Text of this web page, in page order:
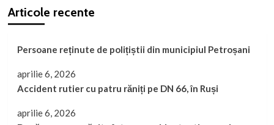
Minerii
din
alături
de
protestul
Articole recente
Persoane reținute de polițiștii din municipiul Petroșani
aprilie 6, 2026
Accident rutier cu patru răniți pe DN 66, în Ruși
aprilie 6, 2026